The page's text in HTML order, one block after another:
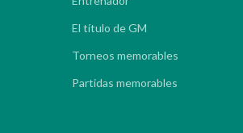
El título de GM
Torneos memorables
Partidas memorables